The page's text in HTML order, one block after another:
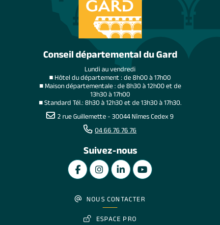
Conseil départemental du Gard
Lundi au vendredi
■ Hôtel du département : de 8h00 à 17h00
■ Maison départementale : de 8h30 à 12h00 et de
13h30 à 17h00
■ Standard Tél.: 8h30 à 12h30 et de 13h30 à 17h30.
2 rue Guillemette - 30044 Nîmes Cedex 9
04 66 76 76 76
Suivez-nous
NOUS CONTACTER
ESPACE PRO